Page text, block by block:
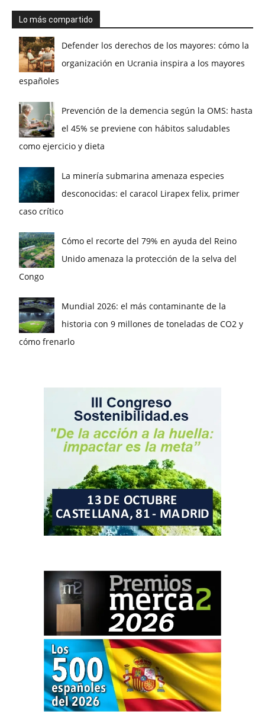
Lo más compartido
Defender los derechos de los mayores: cómo la
organización en Ucrania inspira a los mayores
españoles
Prevención de la demencia según la OMS: hasta
el 45% se previene con hábitos saludables
como ejercicio y dieta
La minería submarina amenaza especies
desconocidas: el caracol Lirapex felix, primer
caso crítico
Cómo el recorte del 79% en ayuda del Reino
Unido amenaza la protección de la selva del
Congo
Mundial 2026: el más contaminante de la
historia con 9 millones de toneladas de CO2 y
cómo frenarlo